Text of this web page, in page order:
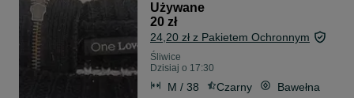
Używane
20 zł
24,20 zł z Pakietem Ochronnym
Śliwice
Dzisiaj o 17:30
M / 38 Czarny Bawełna